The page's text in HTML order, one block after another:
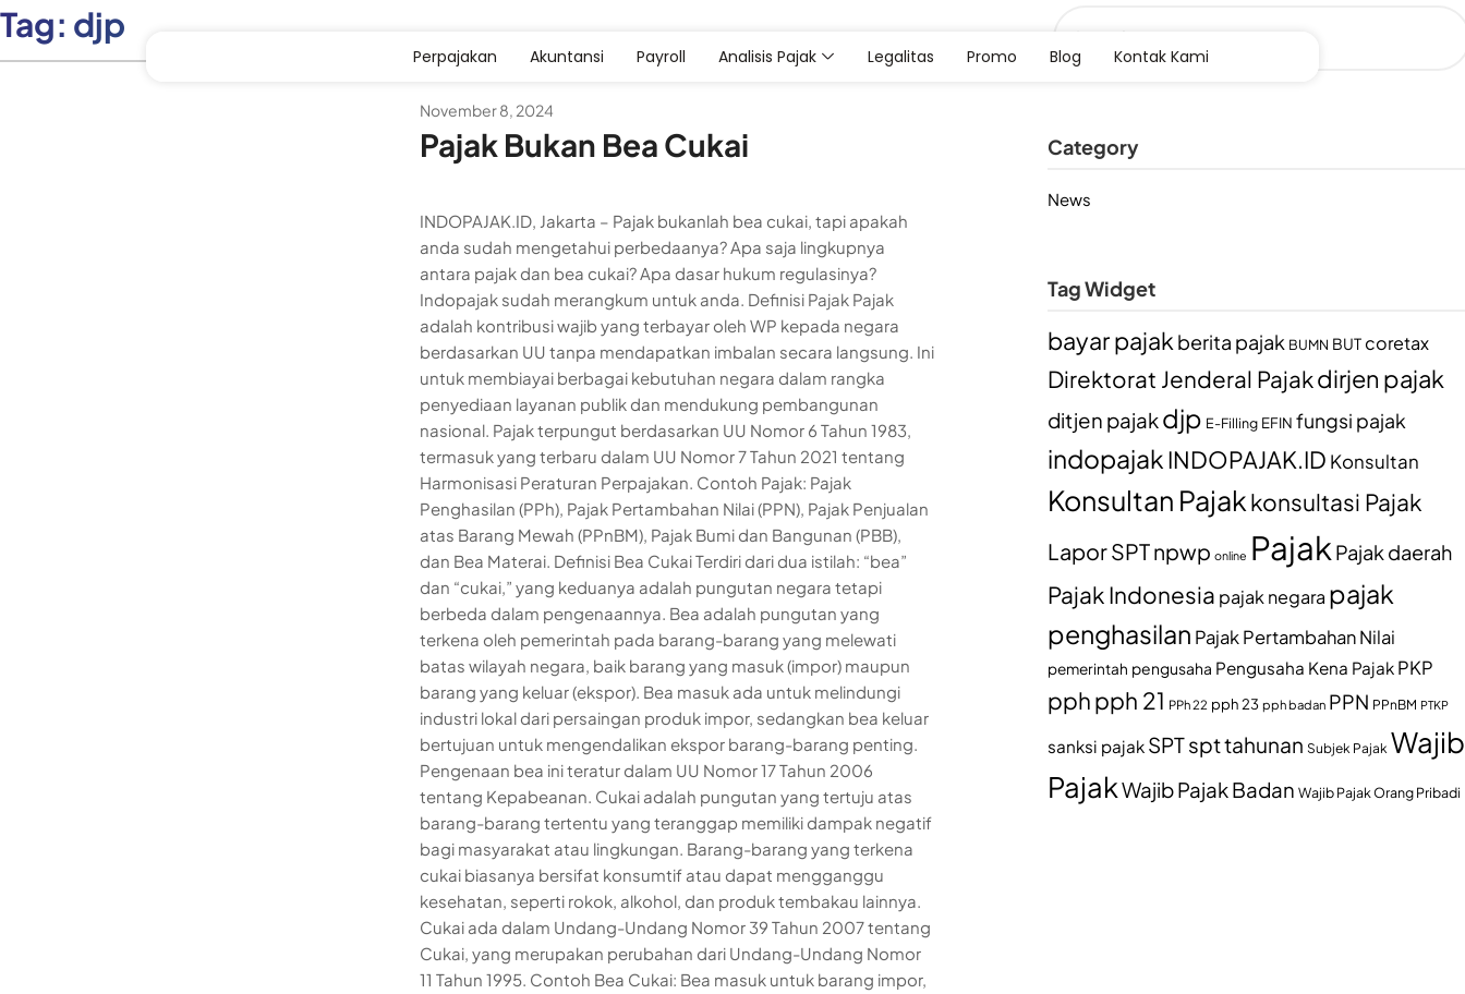
Perpajakan Akuntansi Payroll Analisis Pajak Legalitas Promo Blog Kontak Kami
Tag: djp
November 8, 2024
Pajak Bukan Bea Cukai
INDOPAJAK.ID, Jakarta – Pajak bukanlah bea cukai, tapi apakah
anda sudah mengetahui perbedaanya? Apa saja lingkupnya
antara pajak dan bea cukai? Apa dasar hukum regulasinya?
Indopajak sudah merangkum untuk anda. Definisi Pajak Pajak
adalah kontribusi wajib yang terbayar oleh WP kepada negara
berdasarkan UU tanpa mendapatkan imbalan secara langsung. Ini
untuk membiayai berbagai kebutuhan negara dalam rangka
penyediaan layanan publik dan mendukung pembangunan
nasional. Pajak terpungut berdasarkan UU Nomor 6 Tahun 1983,
termasuk yang terbaru dalam UU Nomor 7 Tahun 2021 tentang
Harmonisasi Peraturan Perpajakan. Contoh Pajak: Pajak
Penghasilan (PPh), Pajak Pertambahan Nilai (PPN), Pajak Penjualan
atas Barang Mewah (PPnBM), Pajak Bumi dan Bangunan (PBB),
dan Bea Materai. Definisi Bea Cukai Terdiri dari dua istilah: “bea”
dan “cukai,” yang keduanya adalah pungutan negara tetapi
berbeda dalam pengenaannya. Bea adalah pungutan yang
terkena oleh pemerintah pada barang-barang yang melewati
batas wilayah negara, baik barang yang masuk (impor) maupun
barang yang keluar (ekspor). Bea masuk ada untuk melindungi
industri lokal dari persaingan produk impor, sedangkan bea keluar
bertujuan untuk mengendalikan ekspor barang-barang penting.
Pengenaan bea ini teratur dalam UU Nomor 17 Tahun 2006
tentang Kepabeanan. Cukai adalah pungutan yang tertuju atas
barang-barang tertentu yang teranggap memiliki dampak negatif
bagi masyarakat atau lingkungan. Barang-barang yang terkena
cukai biasanya bersifat konsumtif atau dapat mengganggu
kesehatan, seperti rokok, alkohol, dan produk tembakau lainnya.
Cukai ada dalam Undang-Undang Nomor 39 Tahun 2007 tentang
Cukai, yang merupakan perubahan dari Undang-Undang Nomor
11 Tahun 1995. Contoh Bea Cukai: Bea masuk untuk barang impor,
Category
News
Tag Widget
bayar pajak berita pajak BUMN BUT coretax
Direktorat Jenderal Pajakdirjen pajak
ditjen pajakdjp E-Filling EFIN fungsi pajak
indopajakINDOPAJAK.ID Konsultan
Konsultan Pajakkonsultasi Pajak
Lapor SPTnpwp online Pajak Pajak daerah
Pajak Indonesia pajak negara pajak
penghasilan Pajak Pertambahan Nilai
pemerintah pengusaha Pengusaha Kena Pajak PKP
pphpph 21 PPh 22 pph 23 pph badan PPN PPnBM PTKP
sanksi pajak SPTspt tahunan Subjek Pajak Wajib
PajakWajib Pajak Badan Wajib Pajak Orang Pribadi